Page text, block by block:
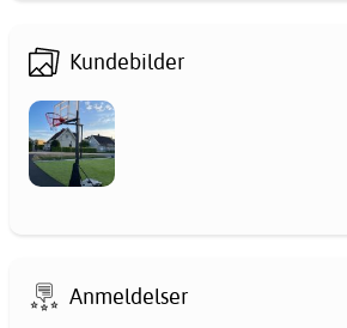
Kundebilder
Anmeldelser